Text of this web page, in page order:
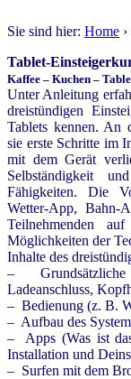
Sie sind hier: Home
Tablet-
Kaffee – Kuchen –
Unter Anleitung
dreistündigen
Tablets kennen. An
sie erste Schritte im
mit dem Gerät
Selbständigkeit
Fähigkeiten. Die
Wetter-App, Bahn-
Teilnehmenden
Möglichkeiten der
Inhalte des
– Grundsätzliche
Ladeanschluss,
– Bedienung (z. B.
– Aufbau des
– Apps (Was ist
Installation und
– Surfen mit dem